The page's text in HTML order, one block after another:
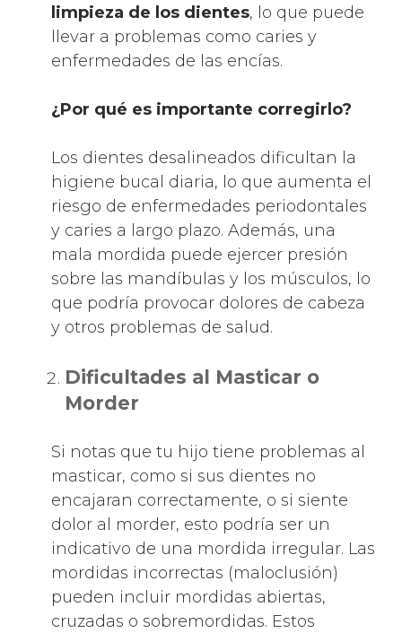
limpieza de los dientes, lo que puede
llevar a problemas como caries y
enfermedades de las encías.
¿Por qué es importante corregirlo?
Los dientes desalineados dificultan la
higiene bucal diaria, lo que aumenta el
riesgo de enfermedades periodontales
y caries a largo plazo. Además, una
mala mordida puede ejercer presión
sobre las mandíbulas y los músculos, lo
que podría provocar dolores de cabeza
y otros problemas de salud.
Dificultades al Masticar o
Morder
Si notas que tu hijo tiene problemas al
masticar, como si sus dientes no
encajaran correctamente, o si siente
dolor al morder, esto podría ser un
indicativo de una mordida irregular. Las
mordidas incorrectas (maloclusión)
pueden incluir mordidas abiertas,
cruzadas o sobremordidas. Estos